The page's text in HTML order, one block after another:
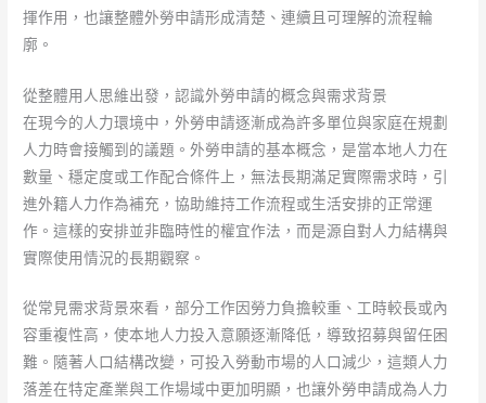
揮作用，也讓整體外勞申請形成清楚、連續且可理解的流程輪
廓。
從整體用人思維出發，認識外勞申請的概念與需求背景
在現今的人力環境中，外勞申請逐漸成為許多單位與家庭在規劃
人力時會接觸到的議題。外勞申請的基本概念，是當本地人力在
數量、穩定度或工作配合條件上，無法長期滿足實際需求時，引
進外籍人力作為補充，協助維持工作流程或生活安排的正常運
作。這樣的安排並非臨時性的權宜作法，而是源自對人力結構與
實際使用情況的長期觀察。
從常見需求背景來看，部分工作因勞力負擔較重、工時較長或內
容重複性高，使本地人力投入意願逐漸降低，導致招募與留任困
難。隨著人口結構改變，可投入勞動市場的人口減少，這類人力
落差在特定產業與工作場域中更加明顯，也讓外勞申請成為人力